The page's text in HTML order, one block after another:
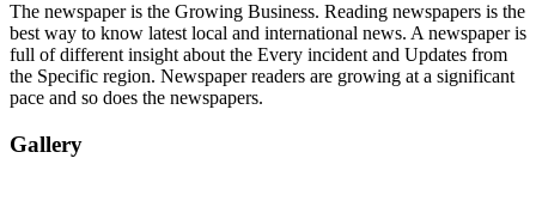
The newspaper is the Growing Business. Reading newspapers is the
best way to know latest local and international news. A newspaper is
full of different insight about the Every incident and Updates from
the Specific region. Newspaper readers are growing at a significant
pace and so does the newspapers.
Gallery